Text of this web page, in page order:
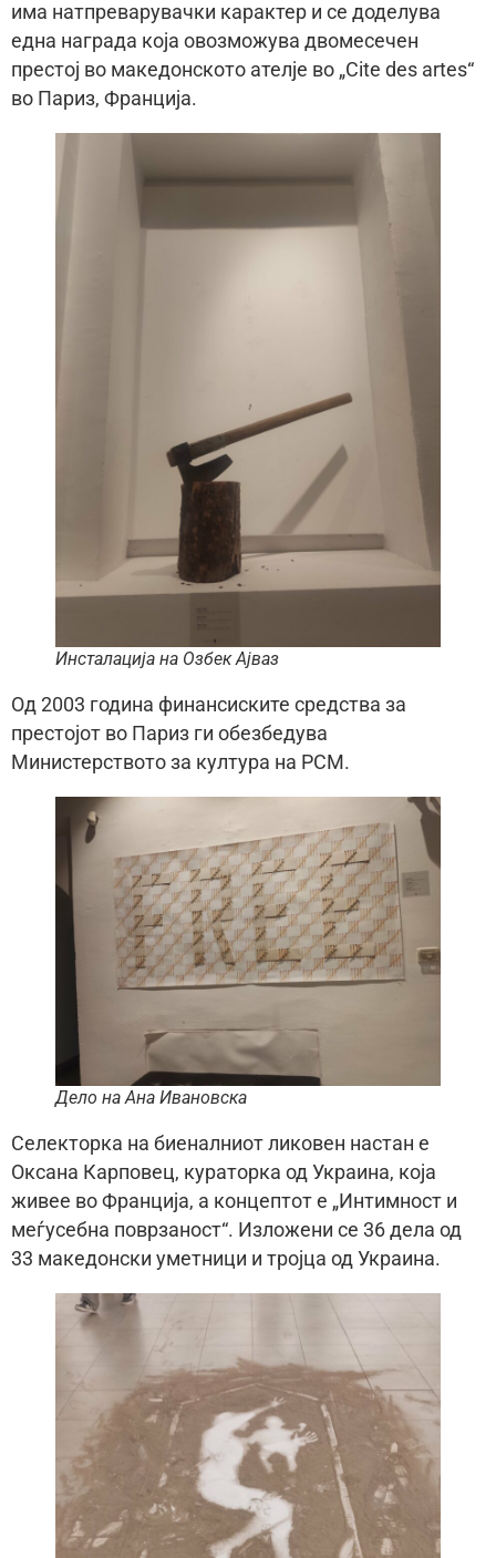
има натпреварувачки карактер и се доделува
една награда која овозможува двомесечен
престој во македонското ателје во „Cite des artes“
во Париз, Франција.
Инсталација на Озбек Ајваз
Од 2003 година финансиските средства за
престојот во Париз ги обезбедува
Министерството за култура на РСМ.
Дело на Ана Ивановска
Селекторка на биеналниот ликовен настан е
Оксана Карповец, кураторка од Украина, која
живее во Франција, а концептот е „Интимност и
меѓусебна поврзаност“. Изложени се 36 дела од
33 македонски уметници и тројца од Украина.